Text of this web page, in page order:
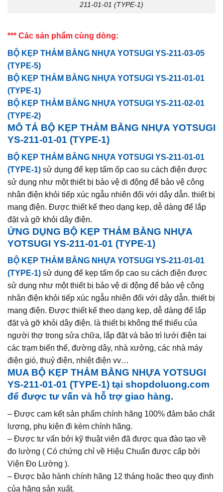
211-01-01 (TYPE-1)
*** Các sản phẩm cùng dòng:
BỘ KẸP THẢM BẰNG NHỰA YOTSUGI YS-211-03-05
(TYPE-5)
BỘ KẸP THẢM BẰNG NHỰA YOTSUGI YS-211-01-01
(TYPE-1)
BỘ KẸP THẢM BẰNG NHỰA YOTSUGI YS-211-02-01
(TYPE-2)
MÔ TẢ BỘ KẸP THẢM BẰNG NHỰA YOTSUGI
YS-211-01-01 (TYPE-1)
BỘ KẸP THẢM BẰNG NHỰA YOTSUGI YS-211-01-01
(TYPE-1) sử dụng để kẹp tấm ốp cao su cách điện được
sử dụng như một thiết bị bảo vệ di động để bảo vệ công
nhân điện khỏi tiếp xúc ngẫu nhiên đối với dây dẫn. thiết bị
mang điện. Được thiết kế theo dạng kẹp, dễ dàng để lắp
đặt và gỡ khỏi dây điện.
ỨNG DỤNG BỘ KẸP THẢM BẰNG NHỰA
YOTSUGI YS-211-01-01 (TYPE-1)
BỘ KẸP THẢM BẰNG NHỰA YOTSUGI YS-211-01-01
(TYPE-1) sử dụng để kẹp tấm ốp cao su cách điện được
sử dụng như một thiết bị bảo vệ di động để bảo vệ công
nhân điện khỏi tiếp xúc ngẫu nhiên đối với dây dẫn. thiết bị
mang điện. Được thiết kế theo dạng kẹp, dễ dàng để lắp
đặt và gỡ khỏi dây điện. là thiết bị không thể thiếu của
người thợ trong sửa chữa, lắp đặt và bảo trì lưới điện tại
các trạm biến thế, đường dây, nhà xưởng, các nhà máy
điện gió, thuỷ điện, nhiệt điện vv…
MUA BỘ KẸP THẢM BẰNG NHỰA YOTSUGI
YS-211-01-01 (TYPE-1) tại shopdoluong.com
để được tư vấn và hỗ trợ giao hàng.
– Được cam kết sản phẩm chính hãng 100% đảm bảo chất
lượng, phụ kiện đi kèm chính hãng.
– Được tư vấn bởi kỹ thuật viên đã được qua đào tạo về
đo lường ( Có chứng chỉ về Hiệu Chuẩn được cấp bởi
Viện Đo Lường ).
– Được bảo hành chính hãng 12 tháng hoặc theo quy định
của hãng sản xuất.